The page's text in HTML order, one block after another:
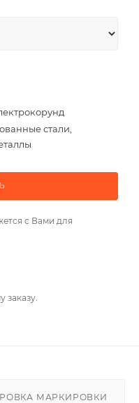
стали,
с Вами для
заказу.
МАРКИРОВКИ